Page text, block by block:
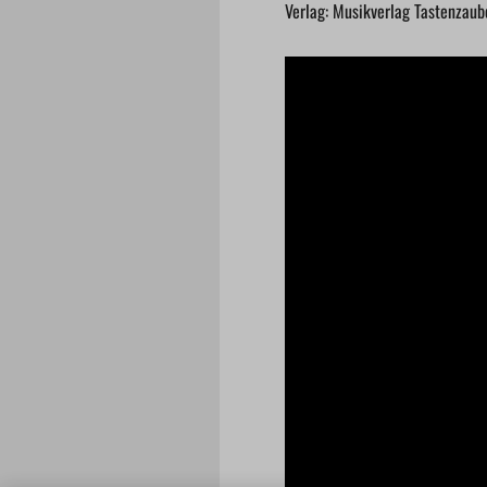
Verlag: Musikverlag